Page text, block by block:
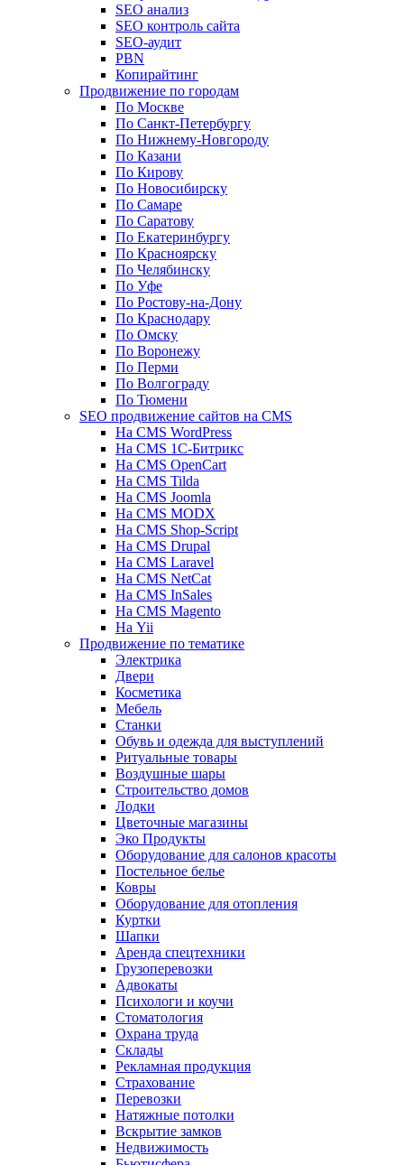
SEO анализ
SEO контроль сайта
SEO-аудит
PBN
Копирайтинг
Продвижение по городам
По Москве
По Санкт-Петербургу
По Нижнему-Новгороду
По Казани
По Кирову
По Новосибирску
По Самаре
По Саратову
По Екатеринбургу
По Красноярску
По Челябинску
По Уфе
По Ростову-на-Дону
По Краснодару
По Омску
По Воронежу
По Перми
По Волгограду
По Тюмени
SEO продвижение сайтов на CMS
На CMS WordPress
На CMS 1С-Битрикс
На CMS OpenCart
На CMS Tilda
На CMS Joomla
На CMS MODX
На CMS Shop-Script
На CMS Drupal
На CMS Laravel
На CMS NetCat
На CMS InSales
На CMS Magento
На Yii
Продвижение по тематике
Электрика
Двери
Косметика
Мебель
Станки
Обувь и одежда для выступлений
Ритуальные товары
Воздушные шары
Строительство домов
Лодки
Цветочные магазины
Эко Продукты
Оборудование для салонов красоты
Постельное белье
Ковры
Оборудование для отопления
Куртки
Шапки
Аренда спецтехники
Грузоперевозки
Адвокаты
Психологи и коучи
Стоматология
Охрана труда
Склады
Рекламная продукция
Страхование
Перевозки
Натяжные потолки
Вскрытие замков
Недвижимость